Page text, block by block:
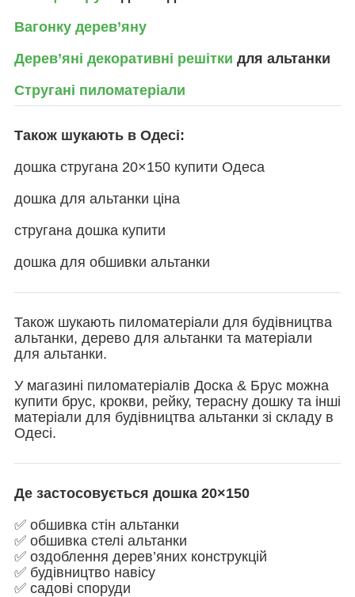
Вагонку дерев’яну
Дерев’яні декоративні решітки для альтанки
Стругані пиломатеріали
Також шукають в Одесі:
дошка стругана 20×150 купити Одеса
дошка для альтанки ціна
стругана дошка купити
дошка для обшивки альтанки
Також шукають пиломатеріали для будівництва
альтанки, дерево для альтанки та матеріали
для альтанки.
У магазині пиломатеріалів Доска & Брус можна
купити брус, крокви, рейку, терасну дошку та інші
матеріали для будівництва альтанки зі складу в
Одесі.
Де застосовується дошка 20×150
✅ обшивка стін альтанки
✅ обшивка стелі альтанки
✅ оздоблення дерев’яних конструкцій
✅ будівництво навісу
✅ садові споруди